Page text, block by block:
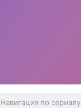
Навигация по сериалу